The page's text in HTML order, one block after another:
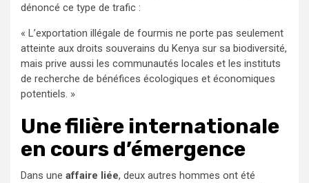
dénoncé ce type de trafic :
« L’exportation illégale de fourmis ne porte pas seulement
atteinte aux droits souverains du Kenya sur sa biodiversité,
mais prive aussi les communautés locales et les instituts
de recherche de bénéfices écologiques et économiques
potentiels. »
Une filière internationale
en cours d’émergence
Dans une affaire liée, deux autres hommes ont été